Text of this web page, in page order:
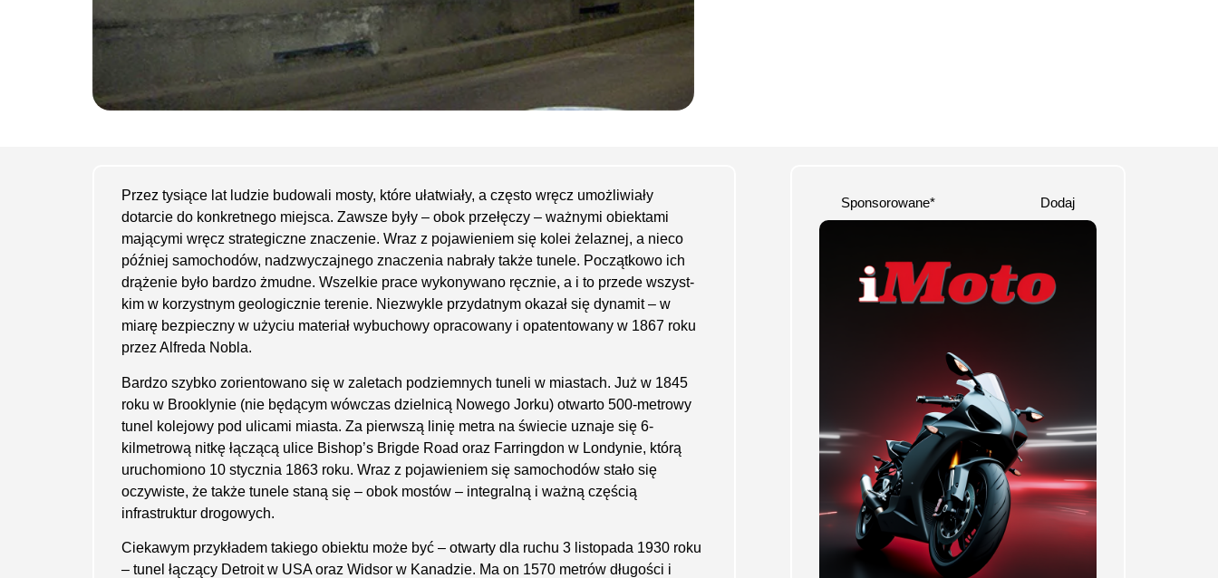
Przez tysiące lat ludzie budowali mosty, które ułatwiały, a często wręcz umożliwiały
dotarcie do konkretnego miejsca. Zawsze były – obok przełęczy – ważnymi obiektami
mającymi wręcz strategiczne znaczenie. Wraz z pojawieniem się kolei żelaznej, a nieco
później samochodów, nadzwyczajnego znaczenia nabrały także tunele. Początkowo ich
drążenie było bardzo żmudne. Wszelkie prace wykonywano ręcznie, a i to przede wszyst­
kim w korzystnym geologicznie terenie. Nie­zwykle przydatnym okazał się dynamit – w
miarę bezpieczny w użyciu materiał wybuchowy opracowany i opatentowany w 1867 roku
przez Alfreda Nobla.
Bardzo szybko zorientowano się w zale­tach podziemnych tuneli w miastach. Już w 1845
roku w Brooklynie (nie będącym wówczas dzielnicą Nowego Jorku) otwarto 500-metrowy
tunel kolejowy pod ulicami miasta. Za pierwszą linię metra na świecie uznaje się 6-
kilmetrową nitkę łączącą ulice Bishop’s Brigde Road oraz Farringdon w Lon­dynie, którą
uruchomiono 10 stycznia 1863 roku. Wraz z pojawieniem się samochodów stało się
oczywiste, że także tunele staną się – obok mostów – integralną i ważną częścią
infrastruktur drogowych.
Ciekawym przykładem takiego obiektu może być – otwarty dla ruchu 3 listopada 1930 roku
– tunel łączący Detroit w USA oraz Widsor w Kanadzie. Ma on 1570 metrów długości i
Sponsorowane* Dodaj